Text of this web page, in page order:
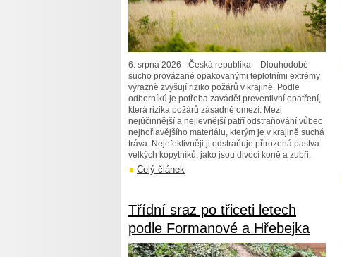
6. srpna 2026 - Česká republika – Dlouhodobé
sucho provázané opakovanými teplotními extrémy
výrazně zvyšují riziko požárů v krajině. Podle
odborníků je potřeba zavádět preventivní opatření,
která rizika požárů zásadně omezí. Mezi
nejúčinnější a nejlevnější patří odstraňování vůbec
nejhořlavějšího materiálu, kterým je v krajině suchá
tráva. Nejefektivněji ji odstraňuje přirozená pastva
velkých kopytníků, jako jsou divocí koně a zubři.
Celý článek
Třídní sraz po třiceti letech
podle Formanové a Hřebejka